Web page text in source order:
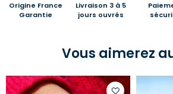
Origine France
Garantie
Livraison 3 à 5
jours ouvrés
Vous aimerez